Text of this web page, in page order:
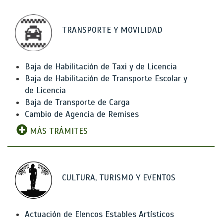
TRANSPORTE Y MOVILIDAD
Baja de Habilitación de Taxi y de Licencia
Baja de Habilitación de Transporte Escolar y
de Licencia
Baja de Transporte de Carga
Cambio de Agencia de Remises
MÁS TRÁMITES
CULTURA, TURISMO Y EVENTOS
Actuación de Elencos Estables Artísticos